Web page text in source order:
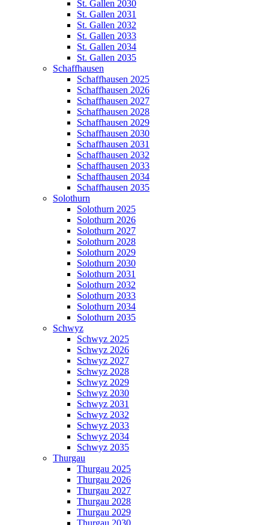
St. Gallen 2030
St. Gallen 2031
St. Gallen 2032
St. Gallen 2033
St. Gallen 2034
St. Gallen 2035
Schaffhausen
Schaffhausen 2025
Schaffhausen 2026
Schaffhausen 2027
Schaffhausen 2028
Schaffhausen 2029
Schaffhausen 2030
Schaffhausen 2031
Schaffhausen 2032
Schaffhausen 2033
Schaffhausen 2034
Schaffhausen 2035
Solothurn
Solothurn 2025
Solothurn 2026
Solothurn 2027
Solothurn 2028
Solothurn 2029
Solothurn 2030
Solothurn 2031
Solothurn 2032
Solothurn 2033
Solothurn 2034
Solothurn 2035
Schwyz
Schwyz 2025
Schwyz 2026
Schwyz 2027
Schwyz 2028
Schwyz 2029
Schwyz 2030
Schwyz 2031
Schwyz 2032
Schwyz 2033
Schwyz 2034
Schwyz 2035
Thurgau
Thurgau 2025
Thurgau 2026
Thurgau 2027
Thurgau 2028
Thurgau 2029
Thurgau 2030